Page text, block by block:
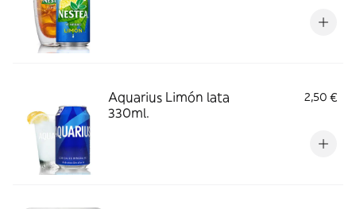
Aquarius Limón lata
330ml.
2,50 €